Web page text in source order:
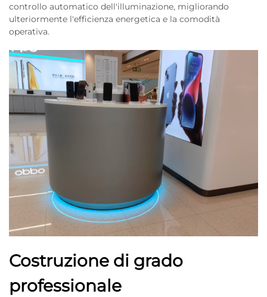
controllo automatico dell'illuminazione, migliorando
ulteriormente l'efficienza energetica e la comodità
operativa.
Costruzione di grado
professionale